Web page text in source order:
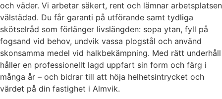
och väder. Vi arbetar säkert, rent och lämnar arbetsplatsen
välstädad. Du får garanti på utförande samt tydliga
skötselråd som förlänger livslängden: sopa ytan, fyll på
fogsand vid behov, undvik vassa plogstål och använd
skonsamma medel vid halkbekämpning. Med rätt underhåll
håller en professionellt lagd uppfart sin form och färg i
många år – och bidrar till att höja helhetsintrycket och
värdet på din fastighet i Almvik.